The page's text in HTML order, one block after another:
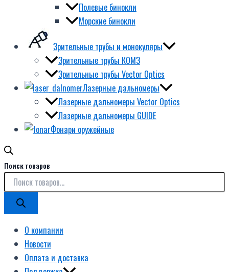
Полевые бинокли
Морские бинокли
Зрительные трубы и монокуляры
Зрительные трубы КОМЗ
Зрительные трубы Vector Optics
Лазерные дальномеры
Лазерные дальномеры Vector Optics
Лазерные дальномеры GUIDE
Фонари оружейные
Поиск товаров
О компании
Новости
Оплата и доставка